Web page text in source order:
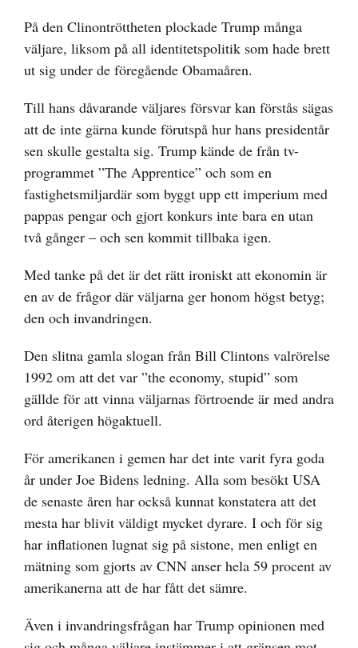
På den Clinontröttheten plockade Trump många
väljare, liksom på all identitetspolitik som hade brett
ut sig under de föregående Obamaåren.
Till hans dåvarande väljares försvar kan förstås sägas
att de inte gärna kunde förutspå hur hans presidentår
sen skulle gestalta sig. Trump kände de från tv-
programmet ”The Apprentice” och som en
fastighetsmiljardär som byggt upp ett imperium med
pappas pengar och gjort konkurs inte bara en utan
två gånger – och sen kommit tillbaka igen.
Med tanke på det är det rätt ironiskt att ekonomin är
en av de frågor där väljarna ger honom högst betyg;
den och invandringen.
Den slitna gamla slogan från Bill Clintons valrörelse
1992 om att det var ”the economy, stupid” som
gällde för att vinna väljarnas förtroende är med andra
ord återigen högaktuell.
För amerikanen i gemen har det inte varit fyra goda
år under Joe Bidens ledning. Alla som besökt USA
de senaste åren har också kunnat konstatera att det
mesta har blivit väldigt mycket dyrare. I och för sig
har inflationen lugnat sig på sistone, men enligt en
mätning som gjorts av CNN anser hela 59 procent av
amerikanerna att de har fått det sämre.
Även i invandringsfrågan har Trump opinionen med